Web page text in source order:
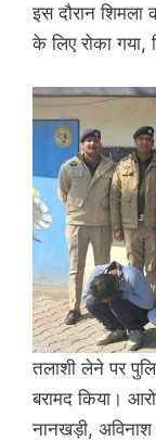
इस दौरान
के लिए रोका
तलाशी लेने पर
बरामद किया।
नानखड़ी,